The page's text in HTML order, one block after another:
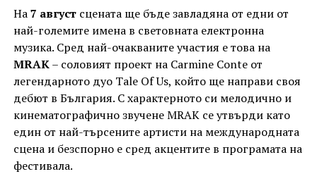
На7 августсцената ще бъде завладяна от едни от
най-големите имена в световната електронна
музика. Сред най-очакваните участия е това на
MRAK– соловият проект на Carmine Conte от
легендарното дуо Tale Of Us, който ще направи своя
дебют в България. С характерното си мелодично и
кинематографично звучене MRAK се утвърди като
един от най-търсените артисти на международната
сцена и безспорно е сред акцентите в програмата на
фестивала.